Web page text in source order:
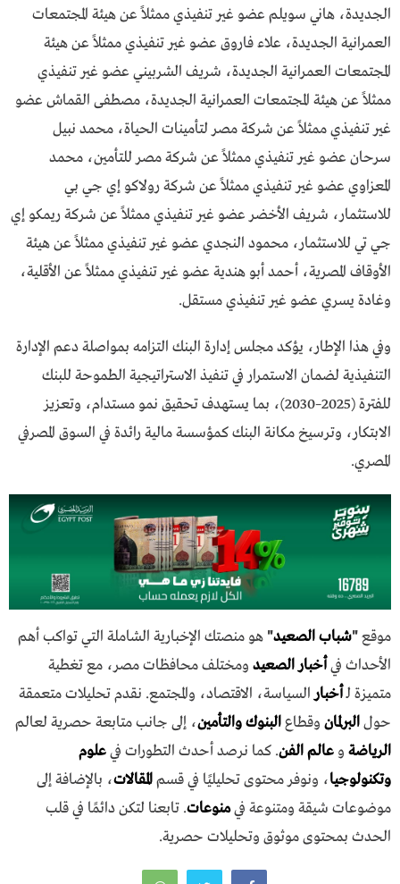
الجديدة، هاني سويلم عضو غير تنفيذي ممثلاً عن هيئة المجتمعات
العمرانية الجديدة، علاء فاروق عضو غير تنفيذي ممثلاً عن هيئة
المجتمعات العمرانية الجديدة، شريف الشربيني عضو غير تنفيذي
ممثلاً عن هيئة المجتمعات العمرانية الجديدة، مصطفى القماش عضو
غير تنفيذي ممثلاً عن شركة مصر لتأمينات الحياة، محمد نبيل
سرحان عضو غير تنفيذي ممثلاً عن شركة مصر للتأمين، محمد
المعزاوي عضو غير تنفيذي ممثلاً عن شركة رولاكو إي جي بي
للاستثمار، شريف الأخضر عضو غير تنفيذي ممثلاً عن شركة ريمكو إي
جي تي للاستثمار، محمود النجدي عضو غير تنفيذي ممثلاً عن هيئة
الأوقاف المصرية، أحمد أبو هندية عضو غير تنفيذي ممثلاً عن الأقلية،
وغادة يسري عضو غير تنفيذي مستقل.
وفي هذا الإطار، يؤكد مجلس إدارة البنك التزامه بمواصلة دعم الإدارة
التنفيذية لضمان الاستمرار في تنفيذ الاستراتيجية الطموحة للبنك
للفترة (2025–2030)، بما يستهدف تحقيق نمو مستدام، وتعزيز
الابتكار، وترسيخ مكانة البنك كمؤسسة مالية رائدة في السوق المصرفي
المصري.
موقع"شباب الصعيد" هو منصتك الإخبارية الشاملة التي تواكب أهم
الأحداث فيأخبار الصعيد ومختلف محافظات مصر، مع تغطية
متميزة لـأخبارالسياسة، الاقتصاد، والمجتمع. نقدم تحليلات متعمقة
حولالبرلمان وقطاعالبنوك والتأمين، إلى جانب متابعة حصرية لعالم
الرياضة و عالم الفن. كما نرصد أحدث التطورات فيعلوم
وتكنولوجيا، ونوفر محتوى تحليليًا في قسمالمقالات، بالإضافة إلى
موضوعات شيقة ومتنوعة فيمنوعات. تابعنا لتكن دائمًا في قلب
الحدث بمحتوى موثوق وتحليلات حصرية.